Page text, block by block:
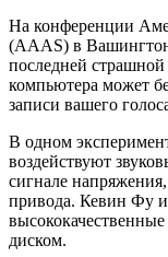
На конференции
(AAAS) в
последней
компьютера может
записи вашего
В одном
воздействуют
сигнале
привода. Кевин Фу и
диском.